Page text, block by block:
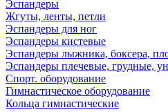
Эспандеры
Жгуты, ленты, петли
Эспандеры для ног
Эспандеры кистевые
Эспандеры лыжника, боксера,
Эспандеры плечевые, грудные,
Спорт. оборудование
Гимнастическое оборудование
Кольца гимнастические